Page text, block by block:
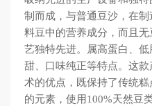
制而成，与普通豆沙，在
料豆中的营养成分，而且
艺独特先进。属高蛋白、
甜、口味纯正等特点。这
术的优点，既保持了传统
的元素，使用100%天然豆